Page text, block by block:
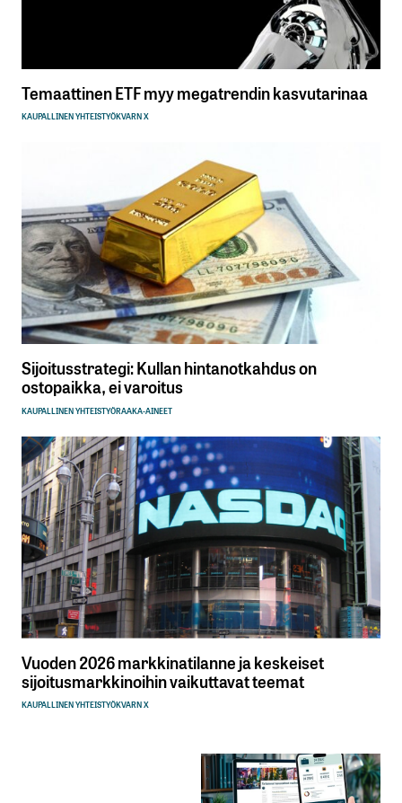
Temaattinen ETF myy megatrendin kasvutarinaa
KAUPALLINEN YHTEISTYÖKVARN X
Sijoitusstrategi: Kullan hintanotkahdus on
ostopaikka, ei varoitus
KAUPALLINEN YHTEISTYÖRAAKA-AINEET
Vuoden 2026 markkinatilanne ja keskeiset
sijoitusmarkkinoihin vaikuttavat teemat
KAUPALLINEN YHTEISTYÖKVARN X